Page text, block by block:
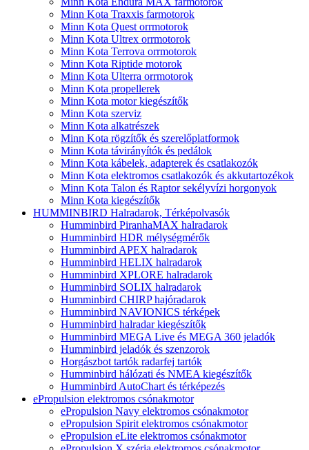
Minn Kota Traxxis farmotorok
Minn Kota Quest orrmotorok
Minn Kota Ultrex orrmotorok
Minn Kota Terrova orrmotorok
Minn Kota Riptide motorok
Minn Kota Ulterra orrmotorok
Minn Kota propellerek
Minn Kota motor kiegészítők
Minn Kota szerviz
Minn Kota alkatrészek
Minn Kota rögzítők és szerelőplatformok
Minn Kota távirányítók és pedálok
Minn Kota kábelek, adapterek és csatlakozók
Minn Kota elektromos csatlakozók és akkutartozékok
Minn Kota Talon és Raptor sekélyvízi horgonyok
Minn Kota kiegészítők
HUMMINBIRD Halradarok, Térképolvasók
Humminbird PiranhaMAX halradarok
Humminbird HDR mélységmérők
Humminbird APEX halradarok
Humminbird HELIX halradarok
Humminbird XPLORE halradarok
Humminbird SOLIX halradarok
Humminbird CHIRP hajóradarok
Humminbird NAVIONICS térképek
Humminbird halradar kiegészítők
Humminbird MEGA Live és MEGA 360 jeladók
Humminbird jeladók és szenzorok
Horgászbot tartók radarfej tartók
Humminbird hálózati és NMEA kiegészítők
Humminbird AutoChart és térképezés
ePropulsion elektromos csónakmotor
ePropulsion Navy elektromos csónakmotor
ePropulsion Spirit elektromos csónakmotor
ePropulsion eLite elektromos csónakmotor